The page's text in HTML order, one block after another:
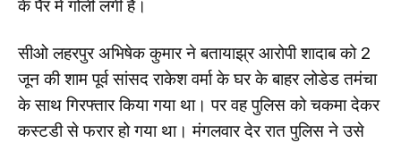
के पैर में गोली लगी है।
सीओ लहरपुर अभिषेक कुमार ने बतायाझ्र आरोपी शादाब को 2
जून की शाम पूर्व सांसद राकेश वर्मा के घर के बाहर लोडेड तमंचा
के साथ गिरफ्तार किया गया था। पर वह पुलिस को चकमा देकर
कस्टडी से फरार हो गया था। मंगलवार देर रात पुलिस ने उसे